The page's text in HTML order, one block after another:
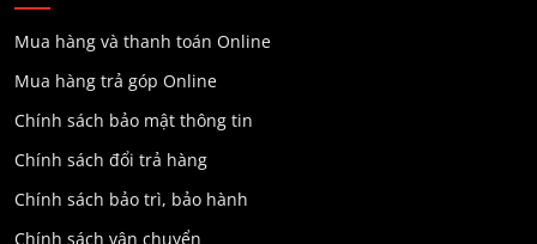
Mua hàng và thanh toán Online
Mua hàng trả góp Online
Chính sách bảo mật thông tin
Chính sách đổi trả hàng
Chính sách bảo trì, bảo hành
Chính sách vận chuyển